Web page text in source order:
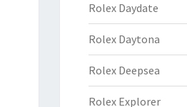
Rolex Daydate
Rolex Daytona
Rolex Deepsea
Rolex Explorer